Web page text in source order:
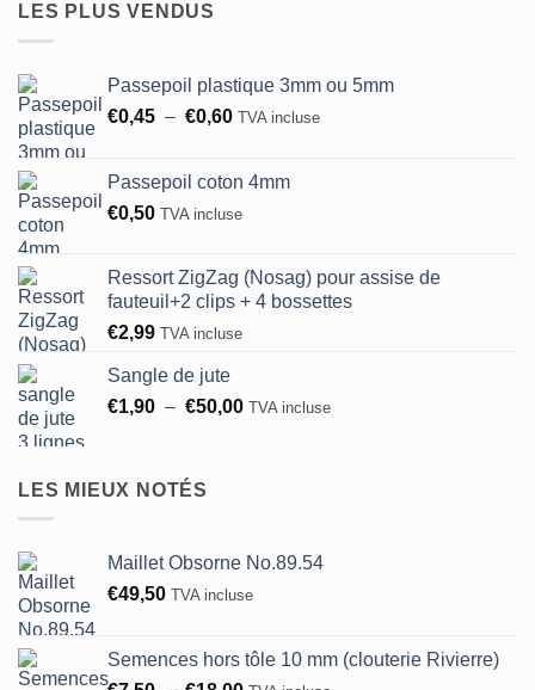
€24,00
LES PLUS VENDUS
Passepoil plastique 3mm ou 5mm
€0,45 – €0,60Plage
€0,45
à
TVA incluse
Passepoil coton 4mm
€0,50 TVA incluse
Ressort ZigZag (Nosag) pour assise de
fauteuil+2 clips + 4 bossettes
€2,99 TVA incluse
Sangle de jute
€1,90 – €50,00Plage
TVA incluse
LES MIEUX NOTÉS
Maillet Obsorne No.89.54
€49,50 TVA incluse
Semences hors tôle 10 mm (clouterie Rivierre)